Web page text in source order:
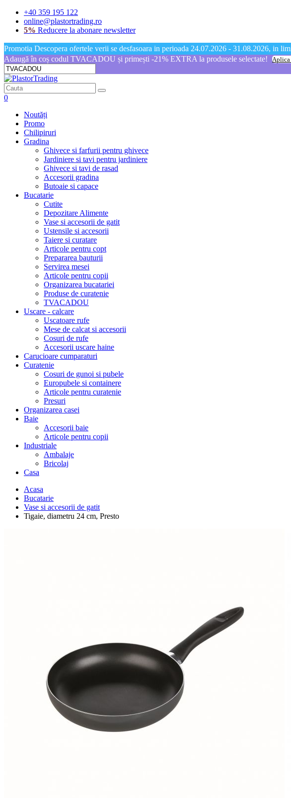
+40 359 195 122
online@plastortrading.ro
5% Reducere la abonare newsletter
Promotia Descopera ofertele verii se desfasoara in perioada 24.07.2026 - 31.08.2026, in
Adaugă în coș codul TVACADOU și primești -21% EXTRA la produsele selectate!
Aplica
0
Noutăți
Promo
Chilipiruri
Gradina
Ghivece si farfurii pentru ghivece
Jardiniere si tavi pentru jardiniere
Ghivece si tavi de rasad
Accesorii gradina
Butoaie si capace
Bucatarie
Cutite
Depozitare Alimente
Vase si accesorii de gatit
Ustensile si accesorii
Taiere si curatare
Articole pentru copt
Prepararea bauturii
Servirea mesei
Articole pentru copii
Organizarea bucatariei
Produse de curatenie
TVACADOU
Uscare - calcare
Uscatoare rufe
Mese de calcat si accesorii
Cosuri de rufe
Accesorii uscare haine
Carucioare cumparaturi
Curatenie
Cosuri de gunoi si pubele
Europubele si containere
Articole pentru curatenie
Presuri
Organizarea casei
Baie
Accesorii baie
Articole pentru copii
Industriale
Ambalaje
Bricolaj
Casa
Acasa
Bucatarie
Vase si accesorii de gatit
Tigaie, diametru 24 cm, Presto